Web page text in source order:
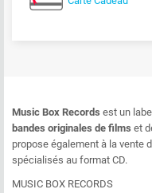
Music Box Records est un
bandes originales de films et
propose également à la vente
spécialisés au format CD.
MUSIC BOX RECORDS